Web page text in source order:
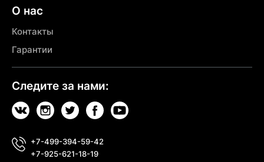
О нас
Контакты
Гарантии
Следите за нами:
+7-499-394-59-42
+7-925-621-18-19